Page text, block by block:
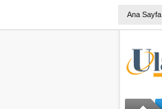
Ana Sayfa